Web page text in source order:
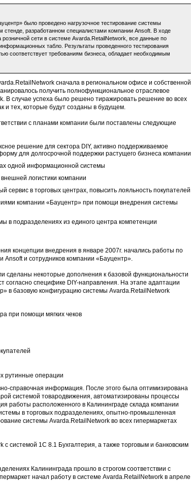
было проведено нагрузочное тестирование системы
разработанном специалистами компании Ansoft. В ходе
сети в системе Avarda.RetailNetwork, все данные по
табло. Результаты проведенного тестирования
соответствует требованиям бизнеса, обладает необходимым
сначала в региональном офисе и собственной
получить полнофункциональное отраслевое
случае успеха было решено тиражировать решение во всех
и тех, которые будут созданы в будущем.
с планами компании были поставлены следующие
решение для сектора DIY, активно поддерживаемое
для долгосрочной поддержки растущего бизнеса компании
одной информационной системы
логистики компании
сервис в торговых центрах, повысить лояльность покупателей
компании «Бауцентр» при помощи внедрения системы
в подразделениях из единого центра компетенции
концепции внедрения в январе 2007г. начались работы по
Ansoft и сотрудников компании «Бауцентр».
сделаны некоторые дополнения к базовой функциональности
согласно специфике DIY-направления. На этапе адаптации
в базовую конфигурацию системы Avarda.RetailNetwork
при помощи мягких чеков
рутинные операции
справочная информация. После этого была оптимизирована
системой товародвижения, автоматизированы процессы
работы расположенного в Калининграде склада компании
в торговых подразделениях, опытно-промышленная
системы Avarda.RetailNetwork во всех гипермаркетах
системой 1С 8.1 Бухгалтерия, а также торговым и банковским
Калининграда прошло в строгом соответствии с
начал работу в системе Avarda.RetailNetwork в апреле